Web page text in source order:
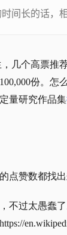
间长的话，
几个高票推
份。
量研究作品集
点赞数都找出
不过太愚蠢
https://